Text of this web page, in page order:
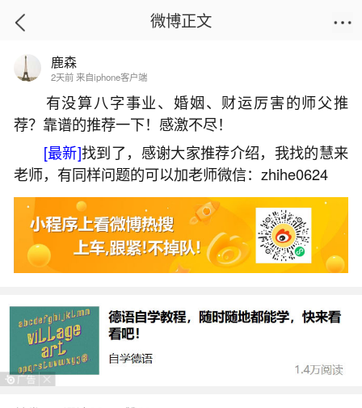
首页
道教做法事僻邪是真的吗？
2026-05-30 10:13:03 24 5 赞
微博正文
鹿森
2天前 来自iphone客户端
有没算八字事业、婚姻、财运厉害的师父推
荐？靠谱的推荐一下！感激不尽！
[最新]找到了，感谢大家推荐介绍，我找的慧来
老师，有同样问题的可以加老师微信：zhihe0624